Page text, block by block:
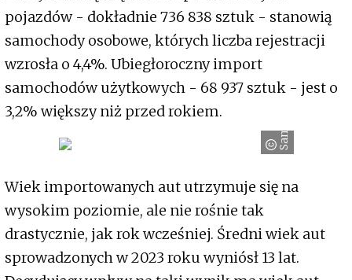
pojazdów - dokładnie 736 838 sztuk - stanowią
samochody osobowe, których liczba rejestracji
wzrosła o 4,4%. Ubiegłoroczny import
samochodów użytkowych - 68 937 sztuk - jest o
3,2% większy niż przed rokiem.
Samar
Wiek importowanych aut utrzymuje się na
wysokim poziomie, ale nie rośnie tak
drastycznie, jak rok wcześniej. Średni wiek aut
sprowadzonych w 2023 roku wyniósł 13 lat.